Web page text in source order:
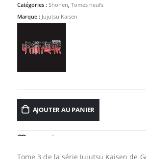
Catégories : Shonen, Tomes neufs
Marque : Jujutsu Kaisen
AJOUTER AU PANIER
Tome 3 de la série Jujutsu Kaisen de